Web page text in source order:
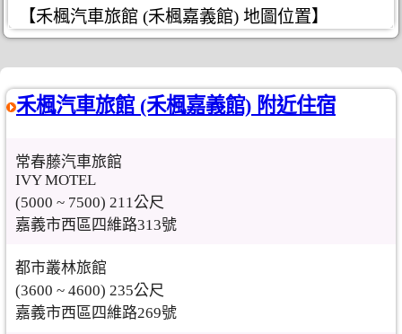
【禾楓汽車旅館 (禾楓嘉義館) 地圖位置】
禾楓汽車旅館 (禾楓嘉義館) 附近住宿
常春藤汽車旅館
IVY MOTEL
(5000 ~ 7500) 211公尺
嘉義市西區四維路313號
都市叢林旅館
(3600 ~ 4600) 235公尺
嘉義市西區四維路269號